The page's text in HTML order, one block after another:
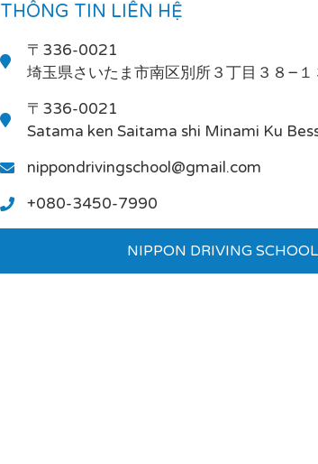
THÔNG TIN LIÊN HỆ
〒336-0021
埼玉県さいたま市南区別所３丁目３８−
〒336-0021
Satama ken Saitama shi Minami Ku
nippondrivingschool@gmail.com
+080-3450-7990
NIPPON DRIVING